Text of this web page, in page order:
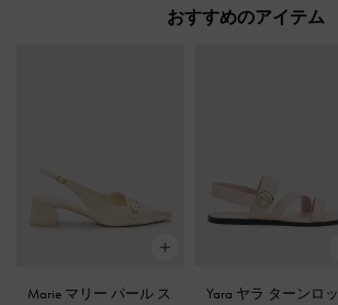
おすすめのアイテム
Marie マリー パール ス
Yara ヤラ ターンロッ